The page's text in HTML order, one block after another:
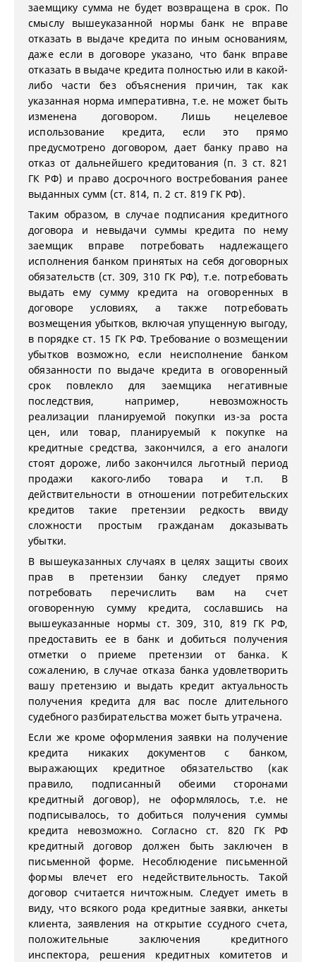
заемщику сумма не будет возвращена в срок. По
смыслу вышеуказанной нормы банк не вправе
отказать в выдаче кредита по иным основаниям,
даже если в договоре указано, что банк вправе
отказать в выдаче кредита полностью или в какой-
либо части без объяснения причин, так как
указанная норма императивна, т.е. не может быть
изменена договором. Лишь нецелевое
использование кредита, если это прямо
предусмотрено договором, дает банку право на
отказ от дальнейшего кредитования (п. 3 ст. 821
ГК РФ) и право досрочного востребования ранее
выданных сумм (ст. 814, п. 2 ст. 819 ГК РФ).
Таким образом, в случае подписания кредитного
договора и невыдачи суммы кредита по нему
заемщик вправе потребовать надлежащего
исполнения банком принятых на себя договорных
обязательств (ст. 309, 310 ГК РФ), т.е. потребовать
выдать ему сумму кредита на оговоренных в
договоре условиях, а также потребовать
возмещения убытков, включая упущенную выгоду,
в порядке ст. 15 ГК РФ. Требование о возмещении
убытков возможно, если неисполнение банком
обязанности по выдаче кредита в оговоренный
срок повлекло для заемщика негативные
последствия, например, невозможность
реализации планируемой покупки из-за роста
цен, или товар, планируемый к покупке на
кредитные средства, закончился, а его аналоги
стоят дороже, либо закончился льготный период
продажи какого-либо товара и т.п. В
действительности в отношении потребительских
кредитов такие претензии редкость ввиду
сложности простым гражданам доказывать
убытки.
В вышеуказанных случаях в целях защиты своих
прав в претензии банку следует прямо
потребовать перечислить вам на счет
оговоренную сумму кредита, сославшись на
вышеуказанные нормы ст. 309, 310, 819 ГК РФ,
предоставить ее в банк и добиться получения
отметки о приеме претензии от банка. К
сожалению, в случае отказа банка удовлетворить
вашу претензию и выдать кредит актуальность
получения кредита для вас после длительного
судебного разбирательства может быть утрачена.
Если же кроме оформления заявки на получение
кредита никаких документов с банком,
выражающих кредитное обязательство (как
правило, подписанный обеими сторонами
кредитный договор), не оформлялось, т.е. не
подписывалось, то добиться получения суммы
кредита невозможно. Согласно ст. 820 ГК РФ
кредитный договор должен быть заключен в
письменной форме. Несоблюдение письменной
формы влечет его недействительность. Такой
договор считается ничтожным. Следует иметь в
виду, что всякого рода кредитные заявки, анкеты
клиента, заявления на открытие ссудного счета,
положительные заключения кредитного
инспектора, решения кредитных комитетов и